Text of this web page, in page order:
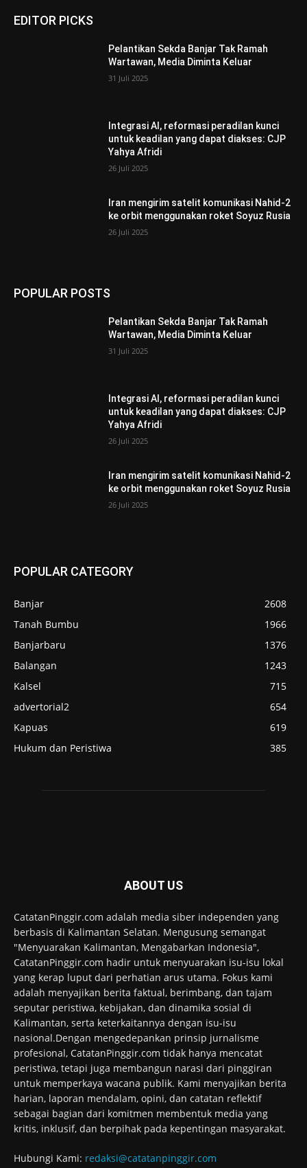
EDITOR PICKS
Pelantikan Sekda Banjar Tak Ramah
Wartawan, Media Diminta Keluar
31 Juli 2025
Integrasi AI, reformasi peradilan kunci
untuk keadilan yang dapat diakses: CJP
Yahya Afridi
26 Juli 2025
Iran mengirim satelit komunikasi Nahid-2
ke orbit menggunakan roket Soyuz Rusia
26 Juli 2025
POPULAR POSTS
Pelantikan Sekda Banjar Tak Ramah
Wartawan, Media Diminta Keluar
31 Juli 2025
Integrasi AI, reformasi peradilan kunci
untuk keadilan yang dapat diakses: CJP
Yahya Afridi
26 Juli 2025
Iran mengirim satelit komunikasi Nahid-2
ke orbit menggunakan roket Soyuz Rusia
26 Juli 2025
POPULAR CATEGORY
Banjar
2608
Tanah Bumbu
1966
Banjarbaru
1376
Balangan
1243
Kalsel
715
advertorial2
654
Kapuas
619
Hukum dan Peristiwa
385
ABOUT US
CatatanPinggir.com adalah media siber independen yang
berbasis di Kalimantan Selatan. Mengusung semangat
"Menyuarakan Kalimantan, Mengabarkan Indonesia",
CatatanPinggir.com hadir untuk menyuarakan isu-isu lokal
yang kerap luput dari perhatian arus utama. Fokus kami
adalah menyajikan berita faktual, berimbang, dan tajam
seputar peristiwa, kebijakan, dan dinamika sosial di
Kalimantan, serta keterkaitannya dengan isu-isu
nasional.Dengan mengedepankan prinsip jurnalisme
profesional, CatatanPinggir.com tidak hanya mencatat
peristiwa, tetapi juga membangun narasi dari pinggiran
untuk memperkaya wacana publik. Kami menyajikan berita
harian, laporan mendalam, opini, dan catatan reflektif
sebagai bagian dari komitmen membentuk media yang
kritis, inklusif, dan berpihak pada kepentingan masyarakat.
Hubungi Kami: redaksi@catatanpinggir.com